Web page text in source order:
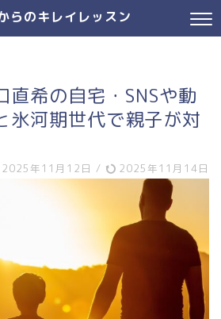
らのキレイレッスン
直希の自宅・SNSや動
氷河期世代で親子が対
2025年11月12日 / 2025年11月14日